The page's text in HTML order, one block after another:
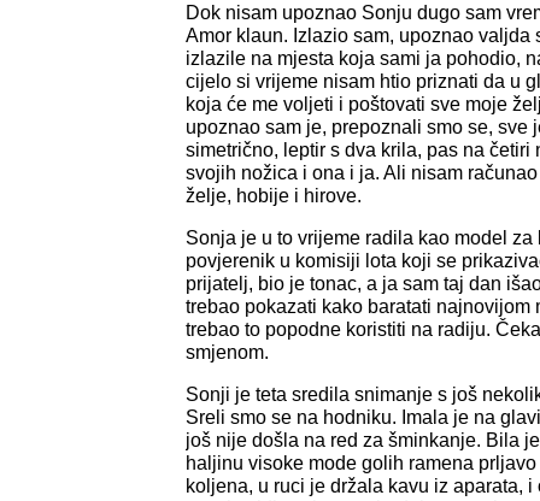
Dok nisam upoznao Sonju dugo sam
Amor klaun. Izlazio sam, upoznao valjda
izlazile na mjesta koja sami ja pohodio,
cijelo si vrijeme nisam htio priznati da u
koja će me voljeti i poštovati sve moje
upoznao sam je, prepoznali smo se, sve
simetrično, leptir s dva krila, pas na četiri
svojih nožica i ona i ja. Ali nisam
želje, hobije i hirove.
Sonja je u to vrijeme radila kao model
povjerenik u komisiji lota koji se
prijatelj, bio je tonac, a ja sam taj dan
trebao pokazati kako baratati najnovijom
trebao to popodne koristiti na radiju.
smjenom.
Sonji je teta sredila snimanje s još
Sreli smo se na hodniku. Imala je na
još nije došla na red za šminkanje. Bila
haljinu visoke mode golih ramena
koljena, u ruci je držala kavu iz aparata,